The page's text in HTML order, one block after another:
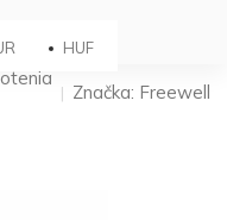
HUF
Značka: Freewell